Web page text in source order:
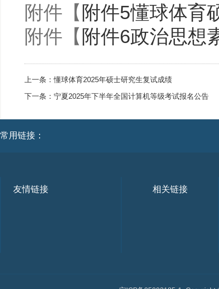
附件【 附件5懂球体育
附件【 附件6政治思想
上一条：懂球体育2025年硕士研究生复试成绩
下一条： 宁夏2025年下半年全国计算机等级考试报名公告
常用链接：
友情链接 相关链接